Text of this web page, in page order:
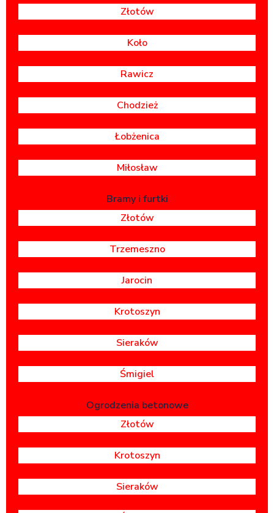
Złotów
Koło
Rawicz
Chodzież
Łobżenica
Miłosław
Bramy i furtki
Złotów
Trzemeszno
Jarocin
Krotoszyn
Sieraków
Śmigiel
Ogrodzenia betonowe
Złotów
Krotoszyn
Sieraków